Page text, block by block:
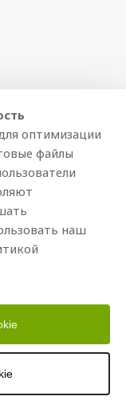
защищены.
оптимизации
файлы
наш